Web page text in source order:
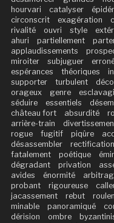
hourvari
catalyser
circonscrit
exagération
rivalité
ouvri style
ahuri
partiellement
applaudissements
miroiter
subjuguer
espérances
théoriques
supporter
turbulent
orageux
genre
séduire
essentiels
château fort
absurdité
arrière-train
rogue
fugitif piqûre
désassembler
rectification
fatalement
poétique
dégradant
privation
avides
énormité
probant
rigoureuse
jacassement
rebut
minable
panoramiqué
dérision
ombre